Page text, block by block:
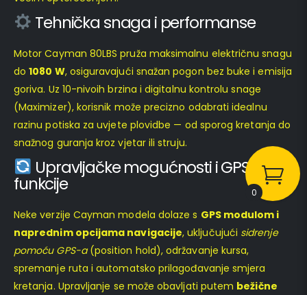
Tehnička snaga i performanse
Motor Cayman 80LBS pruža maksimalnu električnu snagu
do1080 W, osiguravajući snažan pogon bez buke i emisija
goriva. Uz 10-nivoih brzina i digitalnu kontrolu snage
(Maximizer), korisnik može precizno odabrati idealnu
razinu potiska za uvjete plovidbe — od sporog kretanja do
snažnog guranja kroz vjetar ili struju.
Upravljačke mogućnosti i GPS
funkcije
Neke verzije Cayman modela dolaze s GPS modulom i
naprednim opcijama navigacije, uključujući sidrenje
pomoću GPS-a(position hold), održavanje kursa,
spremanje ruta i automatsko prilagođavanje smjera
kretanja. Upravljanje se može obavljati putem bežične
0